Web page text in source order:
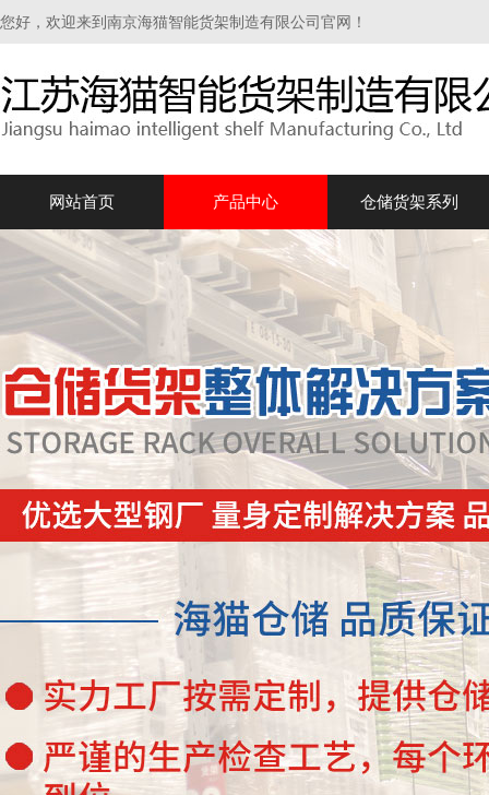
您好，欢迎来到南京海猫智能货架制造有限公司官网！
网站首页 产品中心 仓储货架系列